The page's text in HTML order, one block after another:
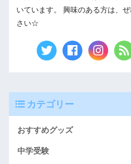
いています。 興味のある方は、
さい☆
カテゴリー
おすすめグッズ
中学受験